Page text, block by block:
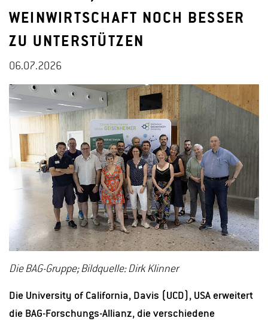
WEINWIRTSCHAFT NOCH BESSER
ZU UNTERSTÜTZEN
06.07.2026
Die BAG-Gruppe; Bildquelle: Dirk Klinner
Die University of California, Davis (UCD), USA erweitert
die BAG-Forschungs-Allianz, die verschiedene